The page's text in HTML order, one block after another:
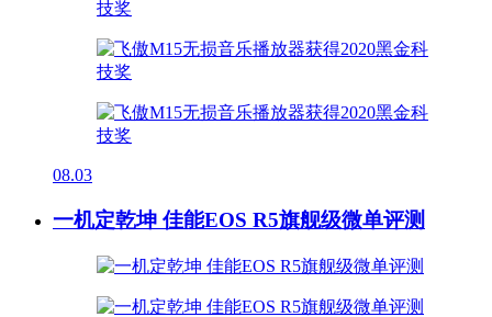
08.03
一机定乾坤 佳能EOS R5旗舰级微单评测